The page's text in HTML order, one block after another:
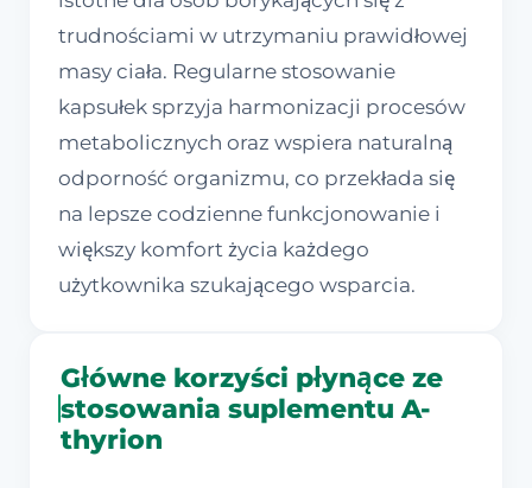
trudnościami w utrzymaniu prawidłowej
masy ciała. Regularne stosowanie
kapsułek sprzyja harmonizacji procesów
metabolicznych oraz wspiera naturalną
odporność organizmu, co przekłada się
na lepsze codzienne funkcjonowanie i
większy komfort życia każdego
użytkownika szukającego wsparcia.
Główne korzyści płynące ze
stosowania suplementu A-
thyrion